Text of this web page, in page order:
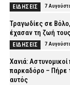
ΕΙΔΗΣΕΙΣ 7
Τραγωδίες σε Βόλο,
έχασαν τη ζωή
ΕΙΔΗΣΕΙΣ 7
Χανιά:
παρκαδόρο – Πήρε
αυτός